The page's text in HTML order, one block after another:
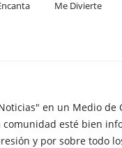
Me Divierte
en un Medio
comunidad esté bien
y por sobre todo